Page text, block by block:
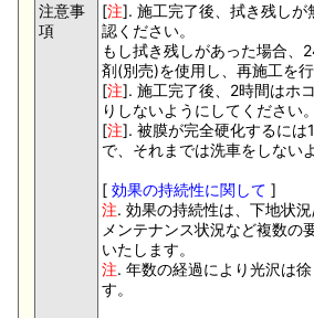
注意事
項
[注]. 施工完了後、拭き残しが
認ください。
もし拭き残しがあった場合、
剤(別売)を使用し、再施工を行
[注]. 施工完了後、2時間はホ
りしないようにしてください。
[注]. 被膜が完全硬化するには
で、それまでは洗車をしない
[ 効果の持続性に関して ]
注. 効果の持続性は、下地状
メンテナンス状況など複数の
いたします。
注. 年数の経過により光沢は
す。